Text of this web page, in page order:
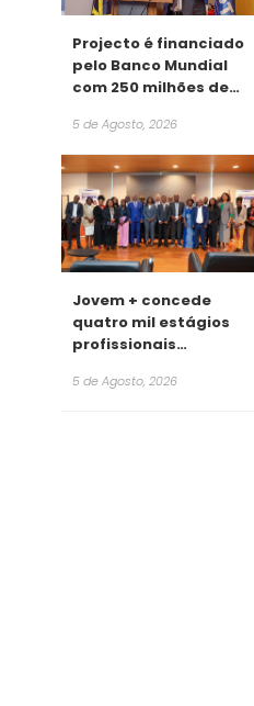
Projecto é financiado
pelo Banco Mundial
com 250 milhões de
5 de Agosto, 2026
Jovem + concede
quatro mil estágios
profissionais
2026
5 de Agosto, 2026